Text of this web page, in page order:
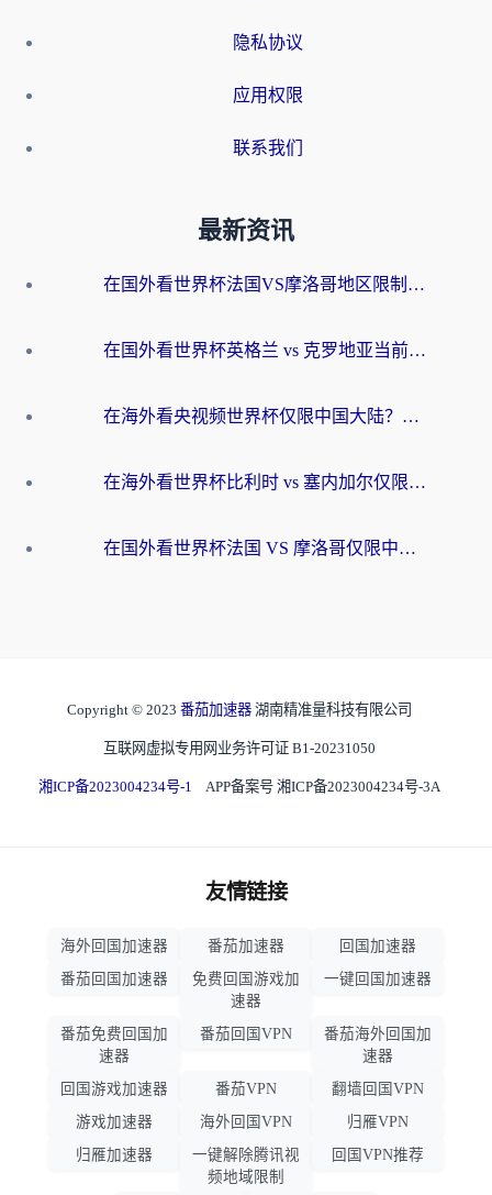
隐私协议
应用权限
联系我们
最新资讯
在国外看世界杯法国VS摩洛哥地区限制？这篇指南让你流畅看中文解说无压力
在国外看世界杯英格兰 vs 克罗地亚当前地区不可播放？这篇指南帮你搞定所有海外观赛难题
在海外看央视频世界杯仅限中国大陆？这篇指南帮你解锁中文解说+无卡顿直播
在海外看世界杯比利时 vs 塞内加尔仅限中国大陆？我找到了最流畅的中文解说之路
在国外看世界杯法国 VS 摩洛哥仅限中国大陆？海外党这样看中文解说赛事不卡顿
Copyright © 2023 番茄加速器 湖南精准量科技有限公司
互联网虚拟专用网业务许可证 B1-20231050
湘ICP备2023004234号-1 APP备案号 湘ICP备2023004234号-3A
友情链接
海外回国加速器 番茄加速器
回国加速器
番茄回国加速器
免费回国游戏加
速器
一键回国加速器
番茄免费回国加
速器
番茄回国VPN
番茄海外回国加
速器
回国游戏加速器
番茄VPN
翻墙回国VPN
游戏加速器
海外回国VPN
归雁VPN
归雁加速器
一键解除腾讯视
频地域限制
回国VPN推荐